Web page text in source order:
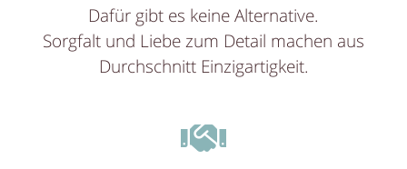
Dafür gibt es keine Alternative.
Sorgfalt und Liebe zum Detail machen aus
Durchschnitt Einzigartigkeit.